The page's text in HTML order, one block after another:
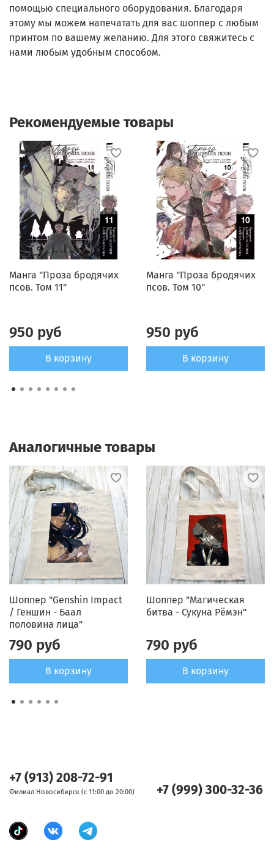
помощью специального оборудования. Благодаря
этому мы можем напечатать для вас шоппер с любым
принтом по вашему желанию. Для этого свяжитесь с
нами любым удобным способом.
Рекомендуемые товары
Манга "Проза бродячих
псов. Том 11"
950 руб
В корзину
Манга "Проза бродячих
псов. Том 10"
950 руб
В корзину
Аналогичные товары
Шоппер "Genshin Impact
/ Геншин - Баал
половина лица"
790 руб
В корзину
Шоппер "Магическая
битва - Сукуна Рёмэн"
790 руб
В корзину
+7 (913) 208-72-91
Филиал Новосибирск (с 11:00 до 20:00) +7 (999) 300-32-36